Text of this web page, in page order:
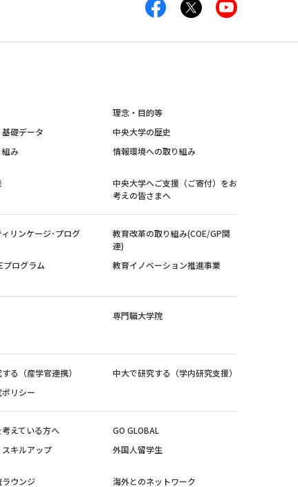
理念・目的等
礎データ
中央大学の歴史
組み 情報環境への取り組み
中央大学へご支援（ご寄付）をお
考えの皆さまへ
リンケージ･プログ
教育改革の取り組み(COE/GP関
連)
プログラム 教育イノベーション推進事業
専門職大学院
る（産学官連携）
中大で研究する（学内研究支援）
リシー
えている方へ
GO GLOBAL
キルアップ 外国人留学生
ウンジ 海外とのネットワーク